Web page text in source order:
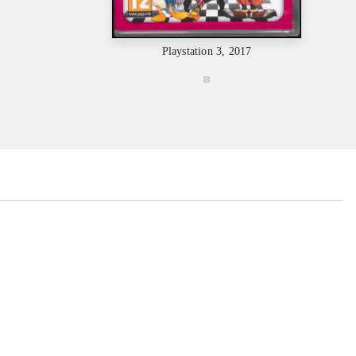
Playstation 3, 2017